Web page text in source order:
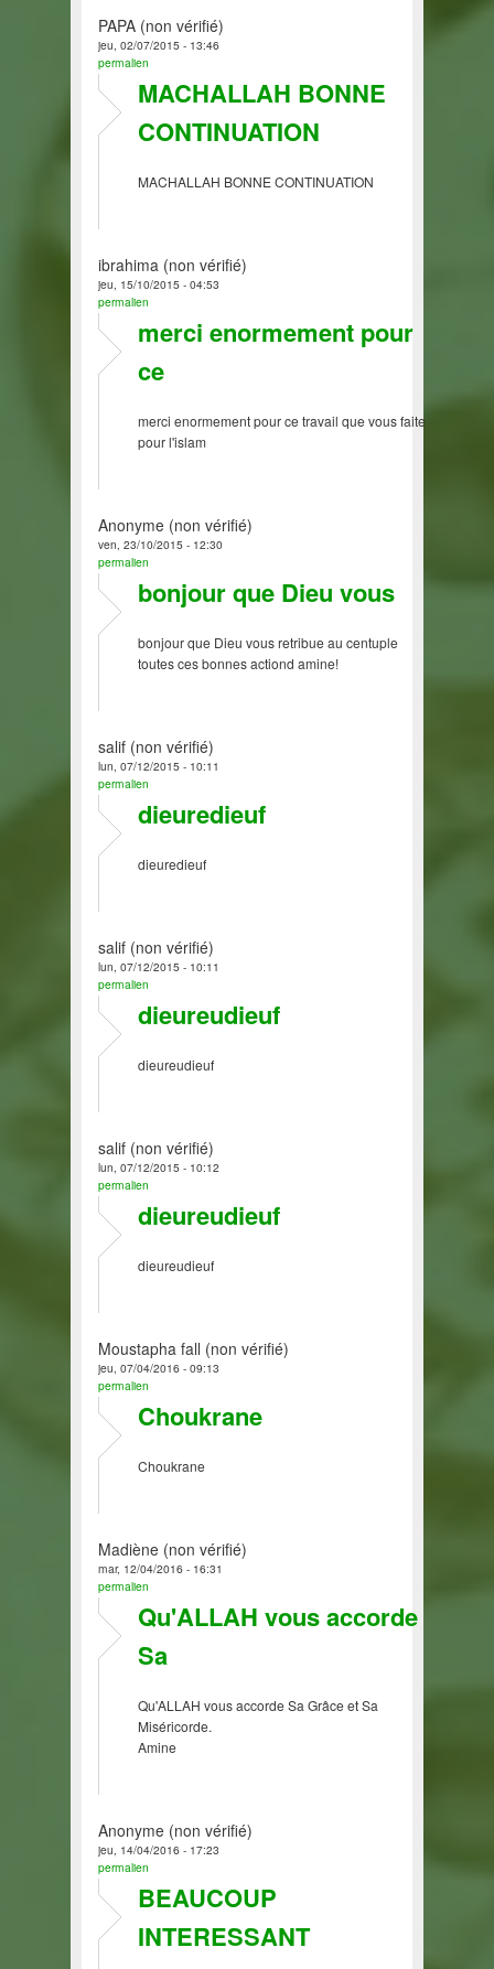
PAPA (non vérifié)
jeu, 02/07/2015 - 13:46
permalien
MACHALLAH BONNE
CONTINUATION
MACHALLAH BONNE CONTINUATION
ibrahima (non vérifié)
jeu, 15/10/2015 - 04:53
permalien
merci enormement pour
ce
merci enormement pour ce travail que vous faite
pour l'islam
Anonyme (non vérifié)
ven, 23/10/2015 - 12:30
permalien
bonjour que Dieu vous
bonjour que Dieu vous retribue au centuple
toutes ces bonnes actiond amine!
salif (non vérifié)
lun, 07/12/2015 - 10:11
permalien
dieuredieuf
dieuredieuf
salif (non vérifié)
lun, 07/12/2015 - 10:11
permalien
dieureudieuf
dieureudieuf
salif (non vérifié)
lun, 07/12/2015 - 10:12
permalien
dieureudieuf
dieureudieuf
Moustapha fall (non vérifié)
jeu, 07/04/2016 - 09:13
permalien
Choukrane
Choukrane
Madiène (non vérifié)
mar, 12/04/2016 - 16:31
permalien
Qu'ALLAH vous accorde
Sa
Qu'ALLAH vous accorde Sa Grâce et Sa
Miséricorde.
Amine
Anonyme (non vérifié)
jeu, 14/04/2016 - 17:23
permalien
BEAUCOUP
INTERESSANT